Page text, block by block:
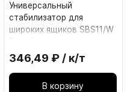
Универсальный
стабилизатор для
широких ящиков SBS11/W
346,49 ₽ / к/т
В корзину